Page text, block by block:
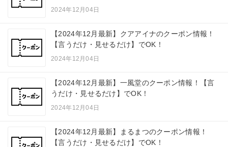
2024年12月04日
【2024年12月最新】クアアイナのクーポン情報！
【言うだけ・見せるだけ】でOK！
2024年12月04日
【2024年12月最新】一風堂のクーポン情報！【言
うだけ・見せるだけ】でOK！
2024年12月04日
【2024年12月最新】まるまつのクーポン情報！
【言うだけ・見せるだけ】でOK！